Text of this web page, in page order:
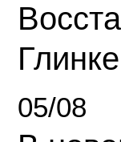
05/08